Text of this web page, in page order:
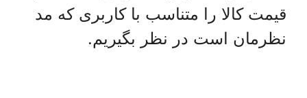
قیمت کالا را متناسب با کاربری که مد
نظرمان است در نظر بگیریم.